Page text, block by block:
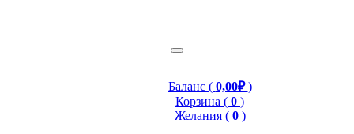
Баланс ( 0,00₽)
Корзина ( 0 )
Желания ( 0 )